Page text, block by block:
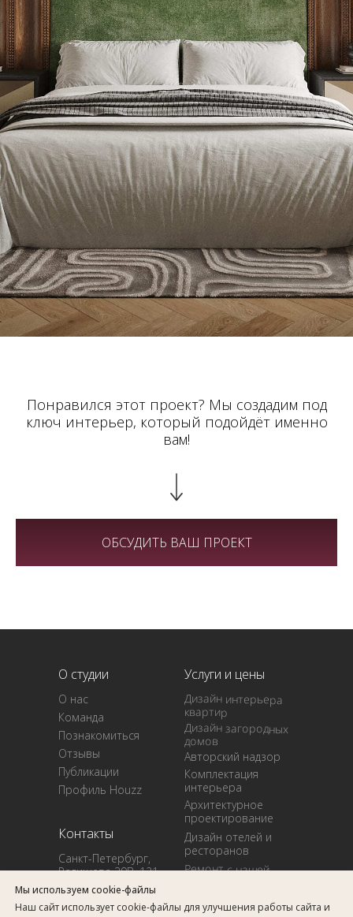
Понравился этот проект? Мы создадим под
ключ интерьер, который подойдёт именно
вам!
ОБСУДИТЬ ВАШ ПРОЕКТ
design@arcadesign.ru
Санкт-Петербург,
Радищева 39В, 121
+7 (812) 908-56-35
О студии
О нас
Команда
Познакомиться
Отзывы
Публикации
Профиль Houzz
Услуги и цены
Дизайн интерьера
квартир
Авторский надзор
Архитектурное
проектирование
Дизайн отелей и
ресторанов
Ремонт с нашей
Готовые проекты
Контакты
Мы работаем пн–пт 10:00–20:00
Комплектация
интерьера
Дизайн загородных
домов
Мы используем cookie-файлы
Наш сайт использует cookie-файлы для улучшения работы сайта и